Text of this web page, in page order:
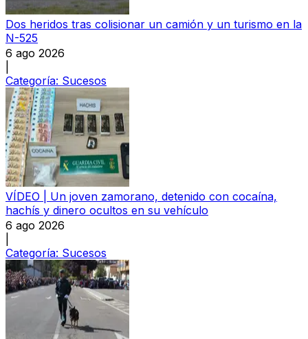
Dos heridos tras colisionar un camión y un turismo en la
N-525
6 ago 2026
Categoría: Sucesos
VÍDEO | Un joven zamorano, detenido con cocaína,
hachís y dinero ocultos en su vehículo
6 ago 2026
Categoría: Sucesos